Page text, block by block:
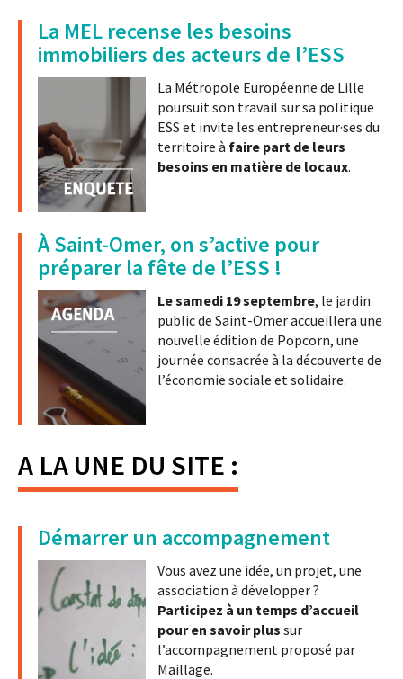
La MEL recense les besoins
immobiliers des acteurs de l’ESS
La Métropole Européenne de Lille
poursuit son travail sur sa politique
ESS et invite les entrepreneur·ses du
territoire à faire part de leurs
besoins en matière de locaux.
À Saint-Omer, on s’active pour
préparer la fête de l’ESS !
Le samedi 19 septembre, le jardin
public de Saint-Omer accueillera une
nouvelle édition de Popcorn, une
journée consacrée à la découverte de
l’économie sociale et solidaire.
A LA UNE DU SITE :
Démarrer un accompagnement
Vous avez une idée, un projet, une
association à développer ?
Participez à un temps d’accueil
pour en savoir plus sur
l’accompagnement proposé par
Maillage.